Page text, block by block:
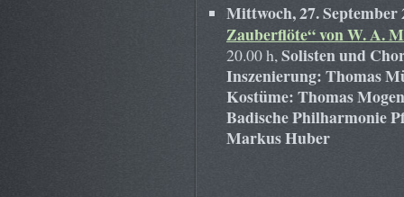
Mittwoch, 27.
Zauberflöte“ von W. A.
20.00 h,Solisten und
Inszenierung: Thomas
Kostüme: Thomas
Badische Philharmonie
Markus Huber